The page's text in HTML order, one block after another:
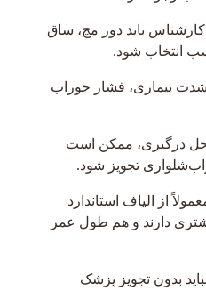
باید دور مچ، ساق
انتخاب شود.
شدت بیماری، فشار جوراب
درگیری، ممکن است
تجویز شود.
از الیاف استاندارد
دارند و هم طول عمر
بدون تجویز پزشک